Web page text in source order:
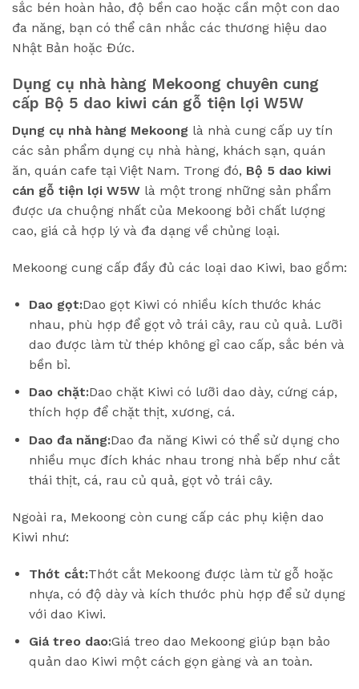
sắc bén hoàn hảo, độ bền cao hoặc cần một con dao
đa năng, bạn có thể cân nhắc các thương hiệu dao
Nhật Bản hoặc Đức.
Dụng cụ nhà hàng Mekoong chuyên cung
cấp Bộ 5 dao kiwi cán gỗ tiện lợi W5W
Dụng cụ nhà hàng Mekoong là nhà cung cấp uy tín
các sản phẩm dụng cụ nhà hàng, khách sạn, quán
ăn, quán cafe tại Việt Nam. Trong đó, Bộ 5 dao kiwi
cán gỗ tiện lợi W5W là một trong những sản phẩm
được ưa chuộng nhất của Mekoong bởi chất lượng
cao, giá cả hợp lý và đa dạng về chủng loại.
Mekoong cung cấp đầy đủ các loại dao Kiwi, bao gồm:
Dao gọt:Dao gọt Kiwi có nhiều kích thước khác
nhau, phù hợp để gọt vỏ trái cây, rau củ quả. Lưỡi
dao được làm từ thép không gỉ cao cấp, sắc bén và
bền bỉ.
Dao chặt:Dao chặt Kiwi có lưỡi dao dày, cứng cáp,
thích hợp để chặt thịt, xương, cá.
Dao đa năng:Dao đa năng Kiwi có thể sử dụng cho
nhiều mục đích khác nhau trong nhà bếp như cắt
thái thịt, cá, rau củ quả, gọt vỏ trái cây.
Ngoài ra, Mekoong còn cung cấp các phụ kiện dao
Kiwi như:
Thớt cắt:Thớt cắt Mekoong được làm từ gỗ hoặc
nhựa, có độ dày và kích thước phù hợp để sử dụng
với dao Kiwi.
Giá treo dao:Giá treo dao Mekoong giúp bạn bảo
quản dao Kiwi một cách gọn gàng và an toàn.